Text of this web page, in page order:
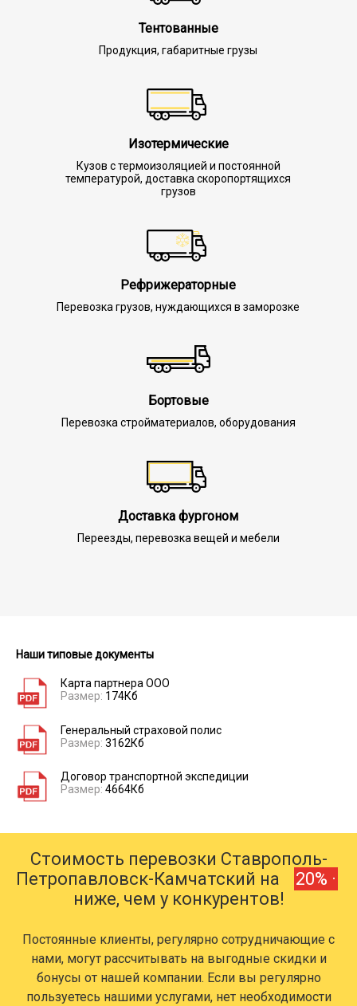
Тентованные
Продукция, габаритные грузы
Изотермические
Кузов с термоизоляцией и постоянной
температурой, доставка скоропортящихся
грузов
Рефрижераторные
Перевозка грузов, нуждающихся в заморозке
Бортовые
Перевозка стройматериалов, оборудования
Доставка фургоном
Переезды, перевозка вещей и мебели
Наши типовые документы
Карта партнера ООО
Размер: 174Кб
Генеральный страховой полис
Размер: 3162Кб
Договор транспортной экспедиции
Размер: 4664Кб
Стоимость перевозки Ставрополь-
Петропавловск-Камчатский на
20% ·
ниже, чем у конкурентов!
Постоянные клиенты, регулярно сотрудничающие с
нами, могут рассчитывать на выгодные скидки и
бонусы от нашей компании. Если вы регулярно
пользуетесь нашими услугами, нет необходимости